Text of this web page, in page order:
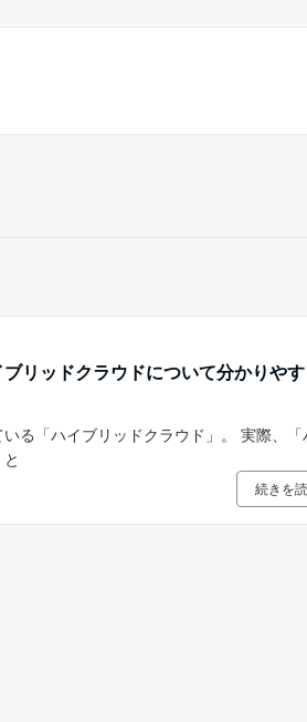
リッドクラウドについて分かりや
る「ハイブリッドクラウド」。 実際、「
続きを